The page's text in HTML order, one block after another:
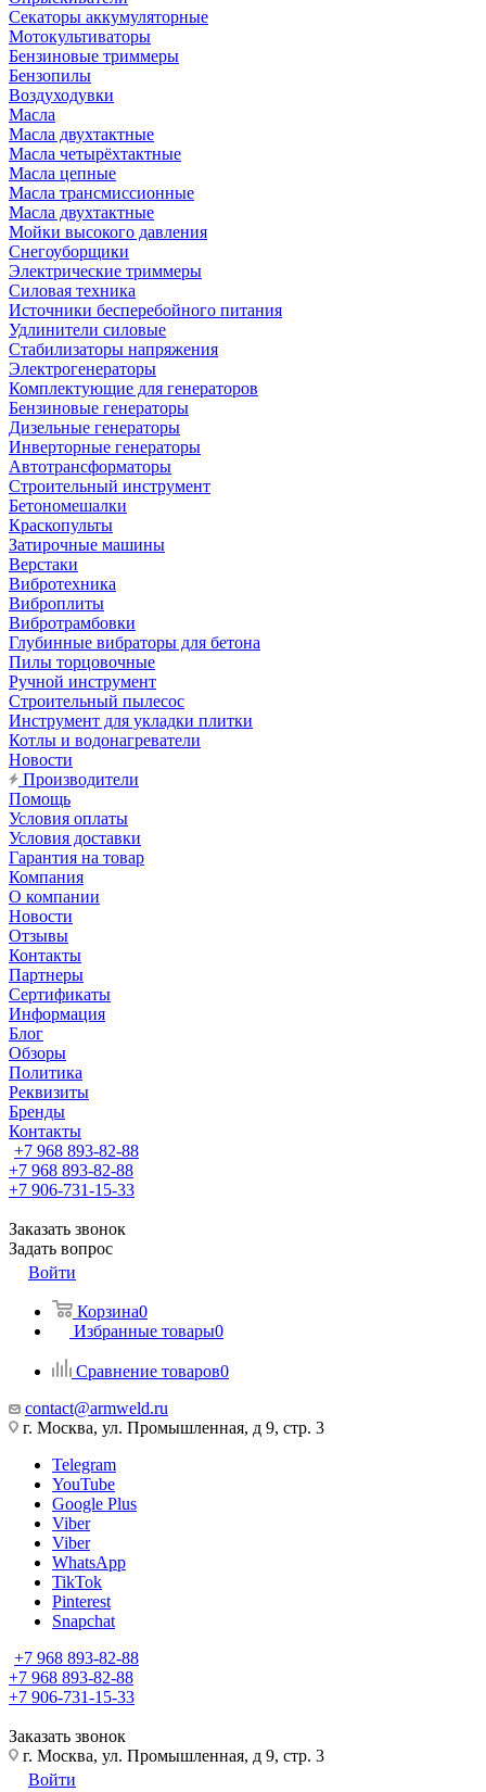
Секаторы аккумуляторные
Мотокультиваторы
Бензиновые триммеры
Бензопилы
Воздуходувки
Масла
Масла двухтактные
Масла четырёхтактные
Масла цепные
Масла трансмиссионные
Масла двухтактные
Мойки высокого давления
Снегоуборщики
Электрические триммеры
Силовая техника
Источники бесперебойного питания
Удлинители силовые
Стабилизаторы напряжения
Электрогенераторы
Комплектующие для генераторов
Бензиновые генераторы
Дизельные генераторы
Инверторные генераторы
Автотрансформаторы
Строительный инструмент
Бетономешалки
Краскопульты
Затирочные машины
Верстаки
Вибротехника
Виброплиты
Вибротрамбовки
Глубинные вибраторы для бетона
Пилы торцовочные
Ручной инструмент
Строительный пылесос
Инструмент для укладки плитки
Котлы и водонагреватели
Новости
Производители
Помощь
Условия оплаты
Условия доставки
Гарантия на товар
Компания
О компании
Новости
Отзывы
Контакты
Партнеры
Сертификаты
Информация
Блог
Обзоры
Политика
Реквизиты
Бренды
Контакты
+7 968 893-82-88
+7 968 893-82-88
+7 906-731-15-33
Заказать звонок
Задать вопрос
Войти
Корзина0
Избранные товары0
Сравнение товаров0
contact@armweld.ru
г. Москва, ул. Промышленная, д 9, стр. 3
Telegram
YouTube
Google Plus
Viber
Viber
WhatsApp
TikTok
Pinterest
Snapchat
+7 968 893-82-88
+7 968 893-82-88
+7 906-731-15-33
Заказать звонок
г. Москва, ул. Промышленная, д 9, стр. 3
Войти